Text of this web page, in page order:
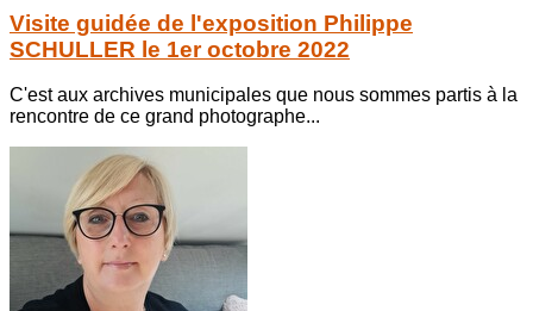
Visite guidée de l'exposition Philippe
SCHULLER le 1er octobre 2022
C'est aux archives municipales que nous sommes partis à la
rencontre de ce grand photographe...